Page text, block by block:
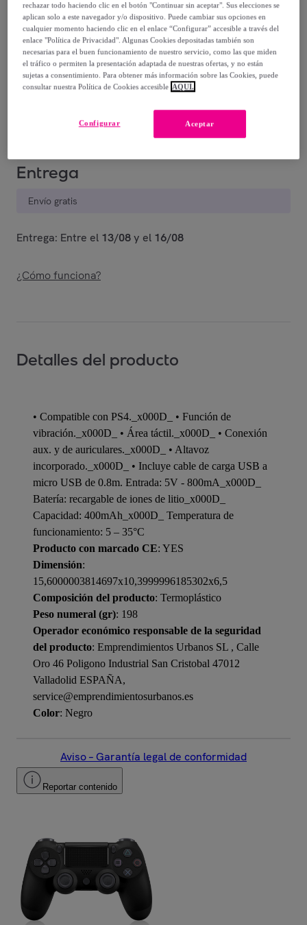
79,00 €
-58%
Posible recogida de tu antiguo producto,ver condiciones
Entrega
Envío gratis
Entrega: Entre el 13/08y el 16/08
¿Cómo funciona?
Detalles del producto
• Compatible con PS4._x000D_ • Función de
vibración._x000D_ • Área táctil._x000D_ • Conexión
aux. y de auriculares._x000D_ • Altavoz
incorporado._x000D_ • Incluye cable de carga USB a
micro USB de 0.8m. Entrada: 5V - 800mA_x000D_
Batería: recargable de iones de litio_x000D_
Capacidad: 400mAh_x000D_ Temperatura de
funcionamiento: 5 – 35°C
Producto con marcado CE: YES
Dimensión:
15,6000003814697x10,3999996185302x6,5
Composición del producto: Termoplástico
Peso numeral (gr): 198
Operador económico responsable de la seguridad
del producto: Emprendimientos Urbanos SL , Calle
Oro 46 Poligono Industrial San Cristobal 47012
Valladolid ESPAÑA,
service@emprendimientosurbanos.es
Color: Negro
Aviso – Garantía legal de conformidad
Reportar contenido
rechazar todo haciendo clic en el botón "Continuar sin aceptar". Sus elecciones se
aplican solo a este navegador y/o dispositivo. Puede cambiar sus opciones en
cualquier momento haciendo clic en el enlace “Configurar” accesible a través del
enlace "Política de Privacidad". Algunas Cookies depositadas también son
necesarias para el buen funcionamiento de nuestro servicio, como las que miden
el tráfico o permiten la presentación adaptada de nuestras ofertas, y no están
sujetas a consentimiento. Para obtener más información sobre las Cookies, puede
consultar nuestra Política de Cookies accesible AQUÍ.
Aceptar
Configurar